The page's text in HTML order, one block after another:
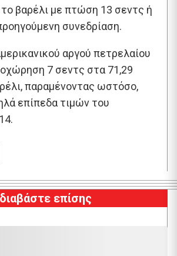
το βαρέλι με πτώση 13 σεντς ή
συνεδρίαση.
αργού πετρελαίου
7 σεντς στα 71,29
παραμένοντας ωστόσο,
επίπεδα τιμών του
διαβάστε επίσης